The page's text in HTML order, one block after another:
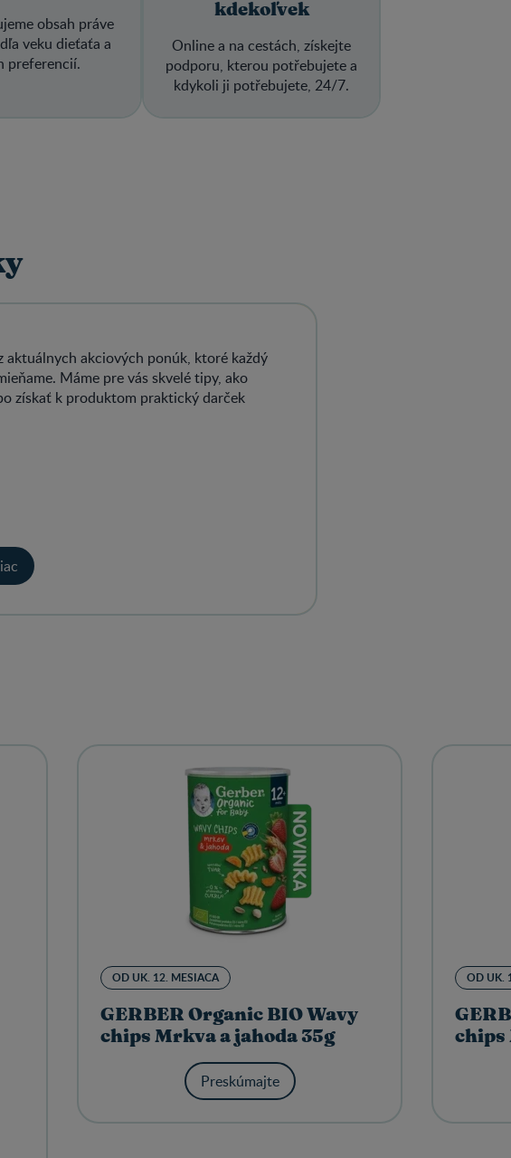
obsah práve
veku dieťaťa a
preferencií.
kdekoľvek
Online a na cestách, získejte
podporu, kterou potřebujete a
kdykoli ji potřebujete, 24/7.
aktuálnych akciových ponúk, ktoré každý
Máme pre vás skvelé tipy, ako
získať k produktom praktický darček
OD UK. 12. MESIACA
GERBER Organic BIO Wavy
chips Mrkva a jahoda 35g
Preskúmajte
OD UK.
chips